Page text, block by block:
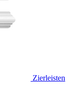
Zierleisten